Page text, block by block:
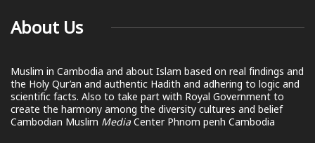
About Us
Muslim in Cambodia and about Islam based on real findings and
the Holy Qur’an and authentic Hadith and adhering to logic and
scientific facts. Also to take part with Royal Government to
create the harmony among the diversity cultures and belief
Cambodian Muslim Media Center Phnom penh Cambodia